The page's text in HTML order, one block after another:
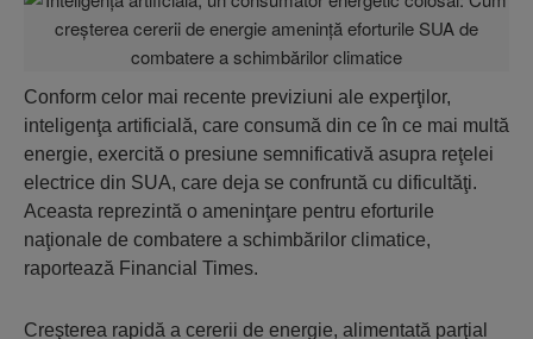
Conform celor mai recente previziuni ale experţilor,
inteligenţa artificială, care consumă din ce în ce mai multă
energie, exercită o presiune semnificativă asupra reţelei
electrice din SUA, care deja se confruntă cu dificultăţi.
Aceasta reprezintă o ameninţare pentru eforturile
naţionale de combatere a schimbărilor climatice,
raportează Financial Times.
Creşterea rapidă a cererii de energie, alimentată parţial